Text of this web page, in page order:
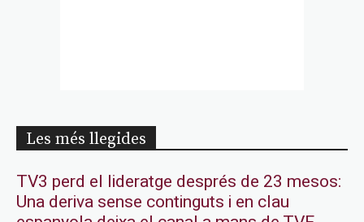
Les més llegides
TV3 perd el lideratge després de 23 mesos:
Una deriva sense continguts i en clau